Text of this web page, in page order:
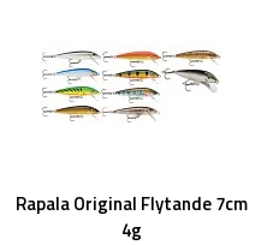
Rapala Original Flytande 7cm
4g